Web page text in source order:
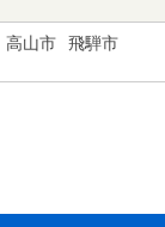
高山市 飛騨市